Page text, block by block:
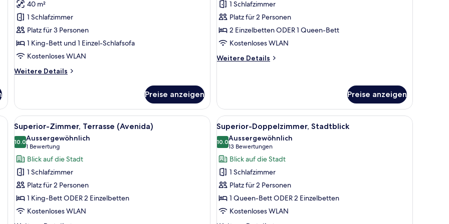
(El
Avenida
Palace)
anzeigen
40 m²
1 Schlafzimmer
Platz für 3 Personen
1 King-Bett und 1 Einzel-Schlafsofa
Kostenloses WLAN
Weitere Details
Weitere
Suite
(El
Avenida
Palace)
Preise anzeigen
(Avenida)
anzeigen
1 Schlafzimmer
Platz für 2 Personen
2 Einzelbetten ODER 1 Queen-Bett
Kostenloses WLAN
Weitere Details
Weitere
(Avenida)
Preise anzeigen
Bett, einem Nachttisch mit Lampe, einem gerahmten Bild an der Wand und einem Fenster mit Vorhängen.
Alle
Fotos
für
Superior-
Zimmer,
Terrasse
(Avenida)
anzeigen
Ein Hotelzimmer mit einer großen Schiebetür zu einem Balkon mit Blick auf die Stadt, einem Bett, einem Sessel
15
Superior-Zimmer, Terrasse (Avenida)
10.010.0 von 10
Aussergewöhnlich
1 Bewertung
(1
Bewertung)
Blick auf die Stadt
1 Schlafzimmer
Platz für 2 Personen
1 King-Bett ODER 2 Einzelbetten
Kostenloses WLAN
Alle
Fotos
für
Superior-
Doppelzimmer,
Stadtblick
anzeigen
Ein Hotelzimmer mit einem großen Bett,
7
Superior-Doppelzimmer, Stadtblick
10.010.0 von 10
Aussergewöhnlich
13 Bewertungen
(13
Bewertungen)
Blick auf die Stadt
1 Schlafzimmer
Platz für 2 Personen
1 Queen-Bett ODER 2 Einzelbetten
Kostenloses WLAN